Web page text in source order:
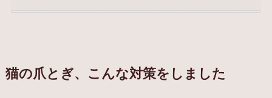
猫の爪とぎ、こんな対策をしました